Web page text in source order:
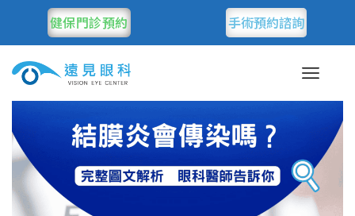
健保門診預約 手術預約諮詢